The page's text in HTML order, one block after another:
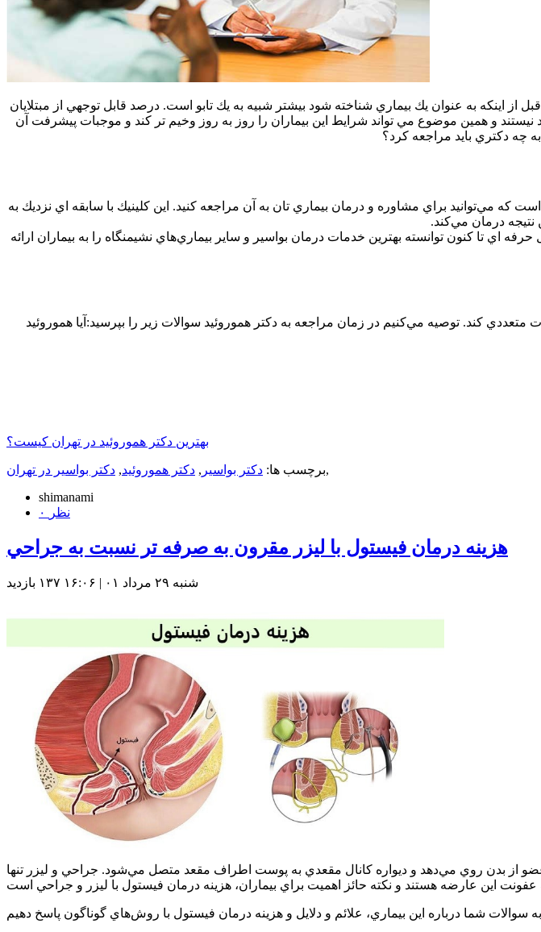
اينكه به عنوان يك بيماري شناخته شود بيشتر شبيه به يك تابو است. درصد قابل توجهي از مبتلايان
نيستند و همين موضوع مي تواند شرايط اين بيماران را روز به روز وخيم تر كند و موجبات پيشرفت آن
چه دكتري بايد مراجعه كرد؟
كه مي‌توانيد براي مشاوره و درمان بيماري تان به آن مراجعه كنيد. اين كلينيك با سابقه اي نزديك به
نتيجه درمان مي‌كند.
اي تا كنون توانسته بهترين خدمات درمان بواسير و ساير بيماري‌هاي نشيمنگاه را به بيماران ارائه
كند. توصيه مي‌كنيم در زمان مراجعه به دكتر هموروئيد سوالات زير را بپرسيد:آيا هموروئيد
بهترين دكتر هموروئيد در تهران كيست؟
برچسب ها: دكتر بواسير , دكتر هموروئيد, دكتر بواسير در تهران
,
shimanami
۰ نظر
هزينه درمان فيستول با ليزر مقرون به صرفه تر نسبت به جراحي
شنبه ۲۹ مرداد ۰۱ | ۱۶:۰۶ ۱۳۷ بازديد
از بدن روي مي‌دهد و ديواره كانال مقعدي به پوست اطراف مقعد متصل مي‌شود. جراحي و ليزر تنها